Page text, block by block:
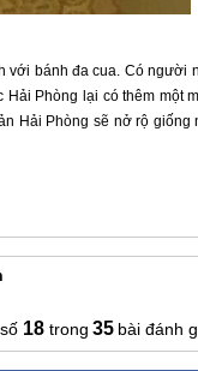
bánh đa cua. Có người
Phòng lại có thêm một
Hải Phòng sẽ nở rộ
18 35 bài đánh